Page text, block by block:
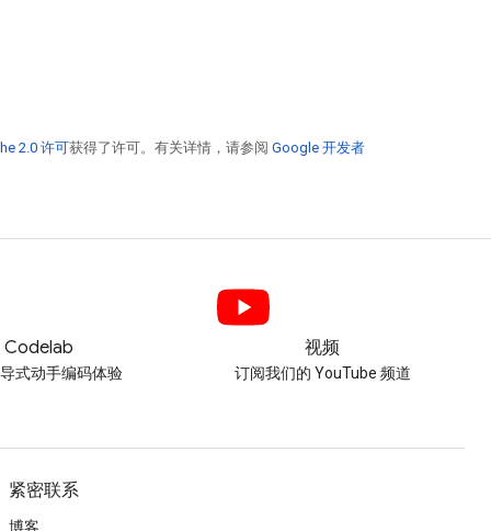
2.0 许可获得了许可。有关详情，请参阅 Google 开发者
Codelab
式动手编码体验
视频
订阅我们的 YouTube 频道
紧密联系
博客